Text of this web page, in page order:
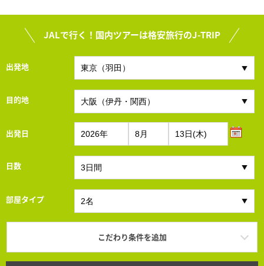
JALで行く！国内ツアーは格安旅行のJ-TRIP
出発地
目的地
出発日
日数
部屋タイプ
こだわり条件を追加